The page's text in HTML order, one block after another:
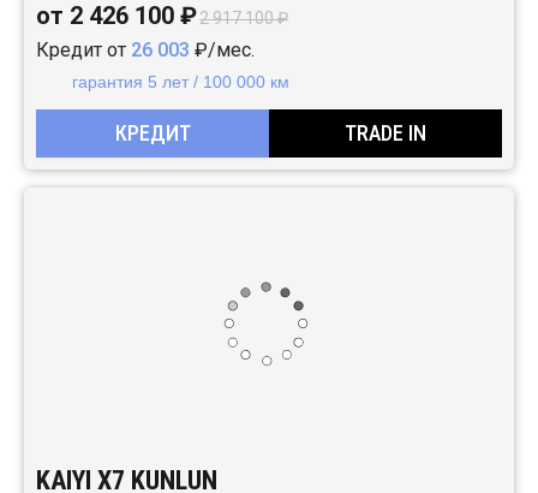
от 2 426 100 ₽2 917 100 ₽
Кредит от 26 003 ₽/мес.
гарантия 5 лет / 100 000 км
КРЕДИТ TRADE IN
KAIYI X7 KUNLUN